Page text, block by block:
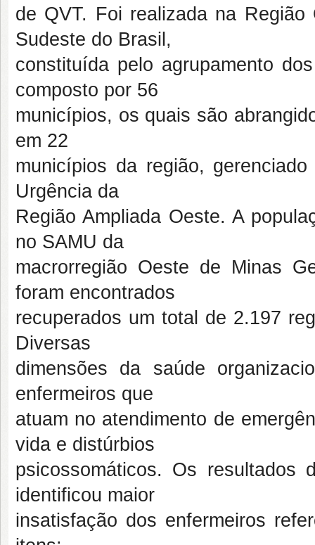
de QVT. Foi realizada na
Sudeste do Brasil,
constituída pelo agrupamento
composto por 56
municípios, os quais são
em 22
municípios da região,
Urgência da
Região Ampliada Oeste. A
no SAMU da
macrorregião Oeste de Minas
foram encontrados
recuperados um total de 2.197
Diversas
dimensões da saúde
enfermeiros que
atuam no atendimento de
vida e distúrbios
psicossomáticos. Os resultados
identificou maior
insatisfação dos enfermeiros